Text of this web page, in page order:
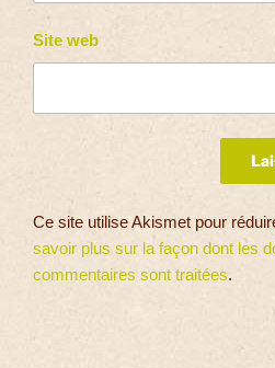
Site web
Ce site utilise Akismet pour
savoir plus sur la façon dont les
commentaires sont traitées.